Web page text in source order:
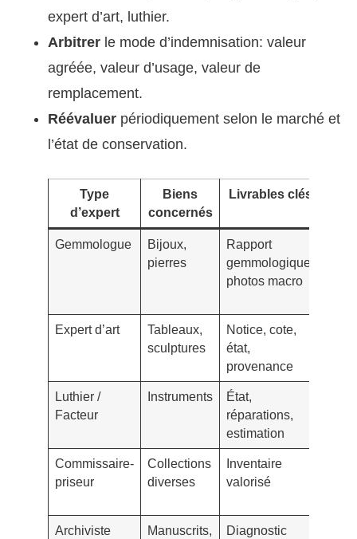
expert d’art, luthier.
Arbitrer le mode d’indemnisation: valeur
agréée, valeur d’usage, valeur de
remplacement.
Réévaluer périodiquement selon le marché et
l’état de conservation.
Type
d’expert
Biens
concernés
Livrables clés
Gemmologue
Bijoux,
pierres
Rapport
gemmologique,
photos macro
Expert d’art
Tableaux,
sculptures
Notice, cote,
état,
provenance
Luthier /
Facteur
Instruments
État,
réparations,
estimation
Commissaire-
priseur
Collections
diverses
Inventaire
valorisé
Archiviste
Manuscrits,
Diagnostic